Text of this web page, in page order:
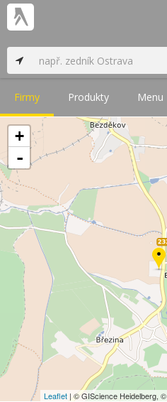
Firmy Produkty Menu
+
-
Leaflet | © GIScience Heidelberg, ©